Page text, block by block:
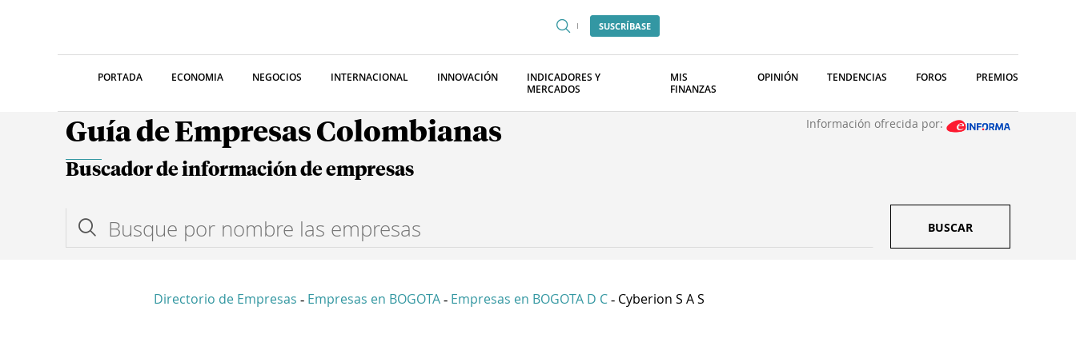
SUSCRÍBASE
PORTADA ECONOMIA NEGOCIOS INTERNACIONAL INNOVACIÓN
INDICADORES Y
MERCADOS
MIS
FINANZAS
OPINIÓN TENDENCIAS FOROS PREMIOS
Guía de Empresas Colombianas Información ofrecida por:
Buscador de información de empresas
BUSCAR
Directorio de Empresas - Empresas en BOGOTA - Empresas en BOGOTA D C - Cyberion S A S